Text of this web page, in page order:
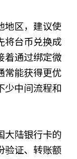
地区，建议使
将台币兑换成
着通过绑定微
常能获得更优
少中间流程和
大陆银行卡的
验证、转账额